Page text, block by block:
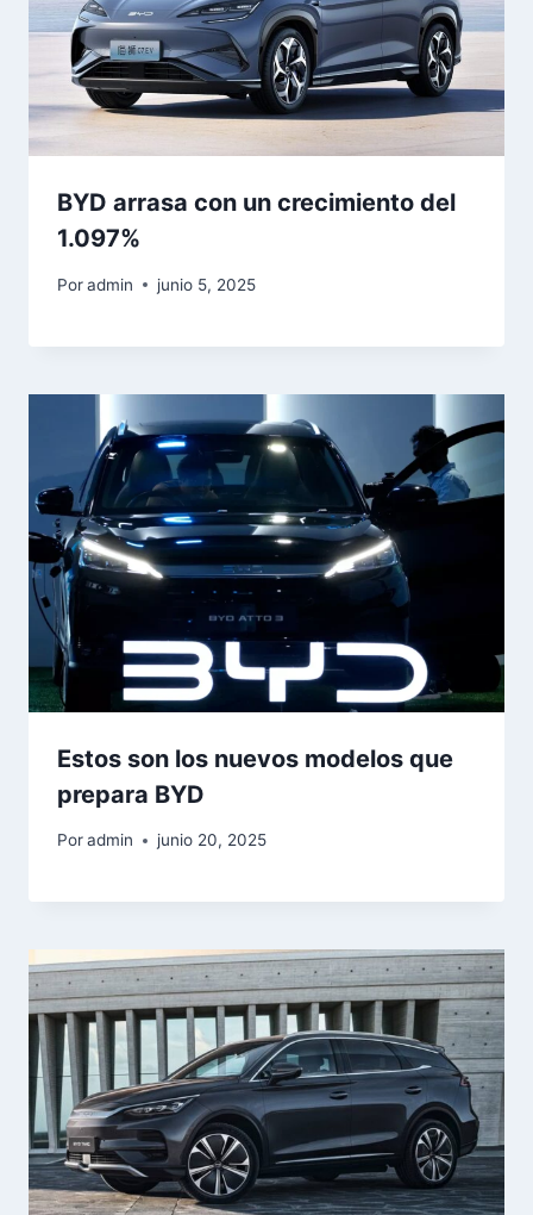
BYD arrasa con un crecimiento del
1.097%
Poradmin junio 5, 2025
Estos son los nuevos modelos que
prepara BYD
Poradmin junio 20, 2025